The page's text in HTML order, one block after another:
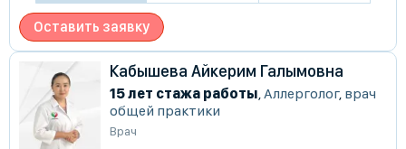
Оставить заявку
Кабышева Айкерим Галымовна
15 лет стажа работы Аллерголог, врач
общей практики
Врач